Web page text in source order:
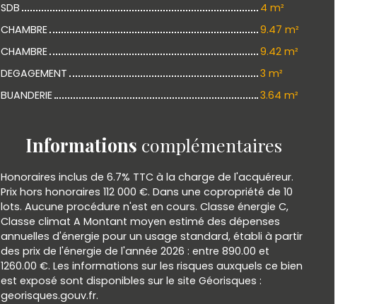
SDB
4 m²
CHAMBRE
9.47 m²
CHAMBRE
9.42 m²
DEGAGEMENT
3 m²
BUANDERIE
3.64 m²
Informations complémentaires
Honoraires inclus de 6.7% TTC à la charge de l'acquéreur.
Prix hors honoraires 112 000 €. Dans une copropriété de 10
lots. Aucune procédure n'est en cours. Classe énergie C,
Classe climat A Montant moyen estimé des dépenses
annuelles d'énergie pour un usage standard, établi à partir
des prix de l'énergie de l'année 2026 : entre 890.00 et
1260.00 €. Les informations sur les risques auxquels ce bien
est exposé sont disponibles sur le site Géorisques :
georisques.gouv.fr.